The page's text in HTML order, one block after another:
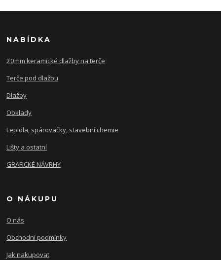
NABÍDKA
20mm keramické dlažby na terče
Terče pod dlažbu
Dlažby
Obklady
Lepidla, spárovačky, stavební chemie
Lišty a ostatní
GRAFICKÉ NÁVRHY
O NÁKUPU
O nás
Obchodní podmínky
Jak nakupovat